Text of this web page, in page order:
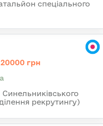
спеціального
грн
Синельниківського
рекрутингу)